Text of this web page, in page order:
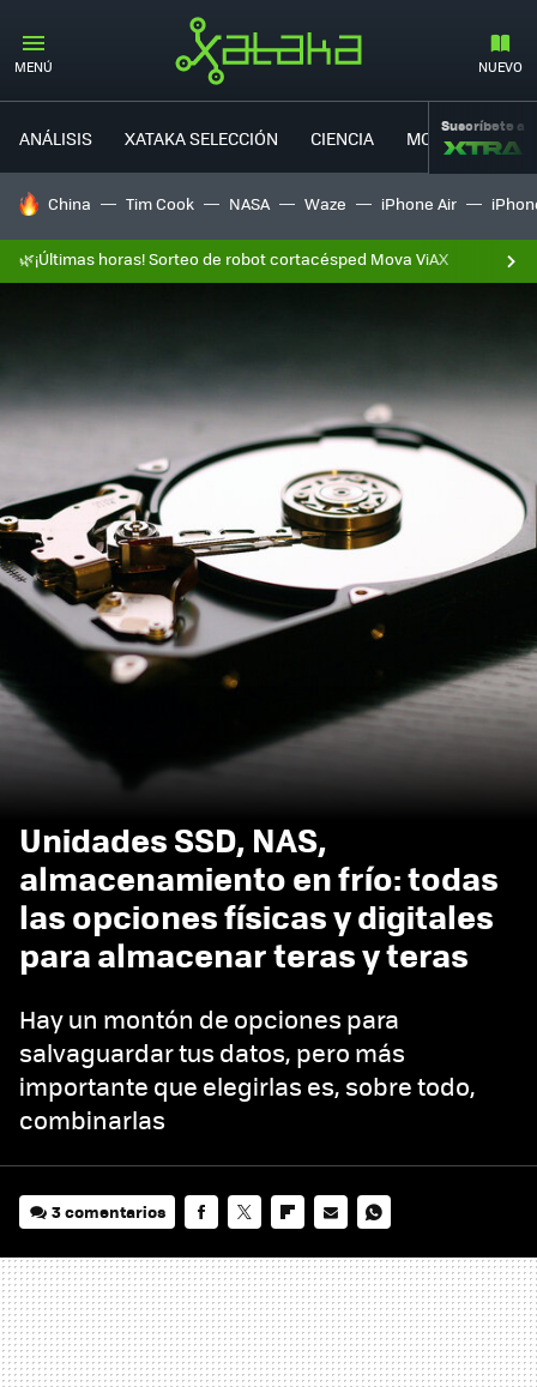
MENÚ NUEVO
ANÁLISIS XATAKA SELECCIÓN CIENCIA MOVILIDAD
Suscríbete a
HOY SE HABLA DE
China Tim Cook NASA Waze iPhone Air
🌿¡Últimas horas! Sorteo de robot cortacésped Mova ViAX
Unidades SSD, NAS,
almacenamiento en frío: todas
las opciones físicas y digitales
para almacenar teras y teras
Hay un montón de opciones para
salvaguardar tus datos, pero más
importante que elegirlas es, sobre todo,
combinarlas
3 comentarios
MAIL